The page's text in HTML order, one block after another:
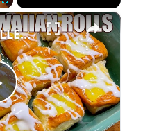
Fullscreen ×
LEMON PIE FILLED HAWAIIAN ROLLS Tastes Like a Delicious Donut